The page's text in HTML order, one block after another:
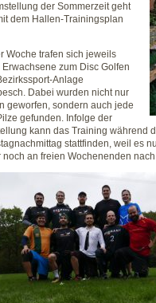
der Sommerzeit geht
dem Hallen-Trainingsplan
Woche trafen sich jeweils
zum Disc Golfen
Anlage
Dabei wurden nicht nur
geworfen, sondern auch jede
gefunden. Infolge der
kann das Training während
stattfinden, weil es
noch an freien Wochenenden